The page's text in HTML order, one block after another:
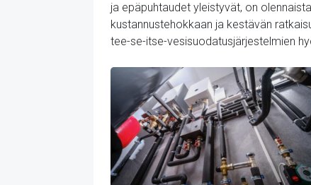
ja epäpuhtaudet yleistyvät, on
kustannustehokkaan ja kestävän
tee-se-itse-vesisuodatusjärjestelmien